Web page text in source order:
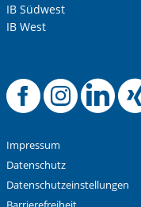
IB Südwest
IB West
Impressum
Datenschutz
Datenschutzeinstellungen